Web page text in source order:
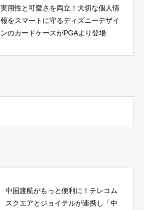
実用性と可愛さを両立！大切な個人情
報をスマートに守るディズニーデザイ
ンのカードケースがPGAより登場
中国渡航がもっと便利に！テレコム
スクエアとジョイテルが連携し「中